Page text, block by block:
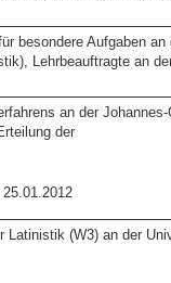
besondere Aufgaben
Lehrbeauftragte an
an der
der
Latinistik (W3) an der